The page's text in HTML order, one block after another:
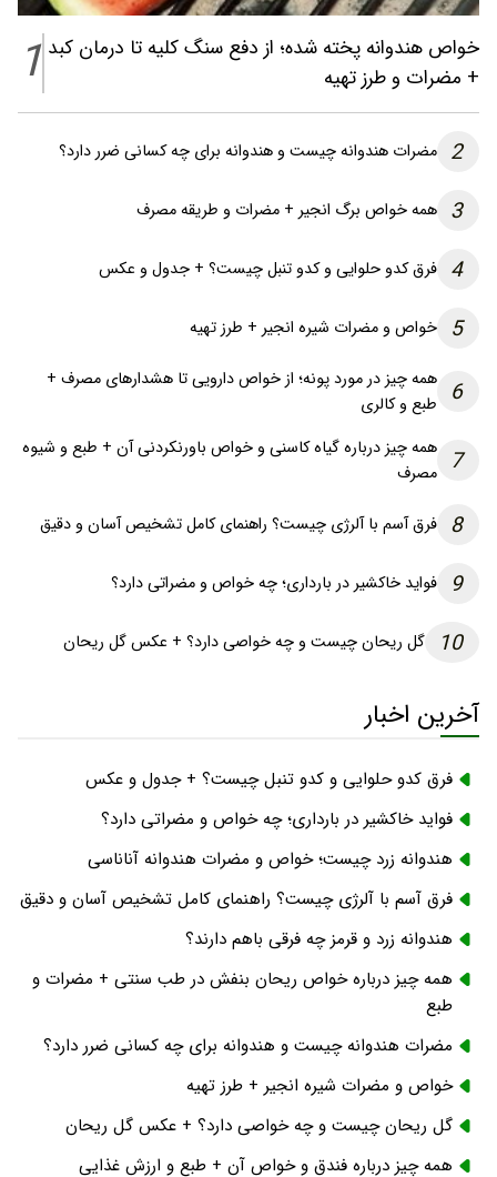
خواص هندوانه پخته شده؛ از دفع سنگ کلیه تا درمان کبد
+ مضرات و طرز تهیه
1
2 مضرات هندوانه چیست و هندوانه برای چه کسانی ضرر دارد؟
3 همه خواص برگ انجیر + مضرات و طریقه مصرف
4 فرق کدو حلوایی و کدو تنبل چیست؟ + جدول و عکس
5 خواص و مضرات شیره انجیر + طرز تهیه
6
همه چیز در مورد پونه؛ از خواص دارویی تا هشدارهای مصرف +
طبع و کالری
7
همه چیز درباره گیاه کاسنی و خواص باورنکردنی آن + طبع و شیوه
مصرف
8 فرق آسم با آلرژی چیست؟ راهنمای کامل تشخیص آسان و دقیق
9 فواید خاکشیر در بارداری؛ چه خواص و مضراتی دارد؟
10 گل ریحان چیست و چه خواصی دارد؟ + عکس گل ریحان
آخرین اخبار
فرق کدو حلوایی و کدو تنبل چیست؟ + جدول و عکس
فواید خاکشیر در بارداری؛ چه خواص و مضراتی دارد؟
هندوانه زرد چیست؛ خواص و مضرات هندوانه آناناسی
فرق آسم با آلرژی چیست؟ راهنمای کامل تشخیص آسان و دقیق
هندوانه زرد و قرمز چه فرقی باهم دارند؟
همه چیز درباره خواص ریحان بنفش در طب سنتی + مضرات و
طبع
مضرات هندوانه چیست و هندوانه برای چه کسانی ضرر دارد؟
خواص و مضرات شیره انجیر + طرز تهیه
گل ریحان چیست و چه خواصی دارد؟ + عکس گل ریحان
همه چیز درباره فندق و خواص آن + طبع و ارزش غذایی